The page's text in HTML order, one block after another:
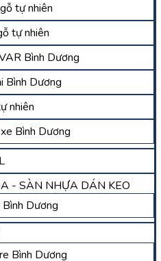
tự nhiên
tự nhiên
Bình Dương
Bình Dương
nhiên
Bình Dương
- SÀN NHỰA DÁN KEO
Dương
Bình Dương